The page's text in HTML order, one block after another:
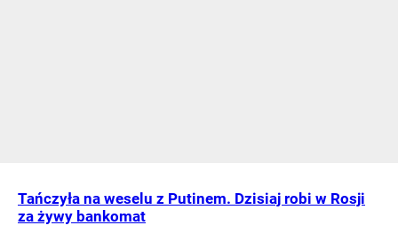
Tańczyła na weselu z Putinem. Dzisiaj robi w Rosji
za żywy bankomat